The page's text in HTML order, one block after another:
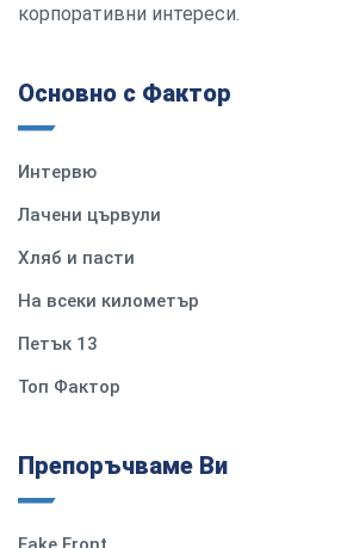
корпоративни интереси.
Основно с Фактор
Интервю
Лачени цървули
Хляб и пасти
На всеки километър
Петък 13
Топ Фактор
Препоръчваме Ви